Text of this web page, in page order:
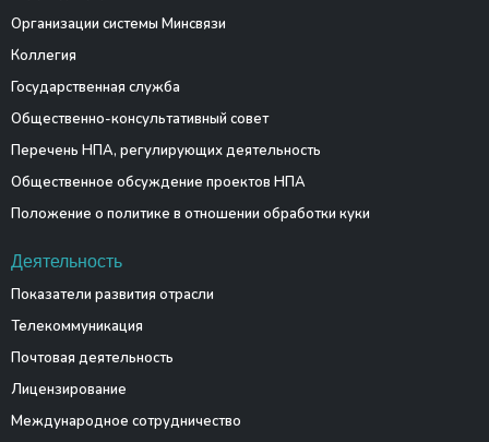
Организации системы Минсвязи
Коллегия
Государственная служба
Общественно-консультативный совет
Перечень НПА, регулирующих деятельность
Общественное обсуждение проектов НПА
Положение о политике в отношении обработки куки
Деятельность
Показатели развития отрасли
Телекоммуникация
Почтовая деятельность
Лицензирование
Международное сотрудничество